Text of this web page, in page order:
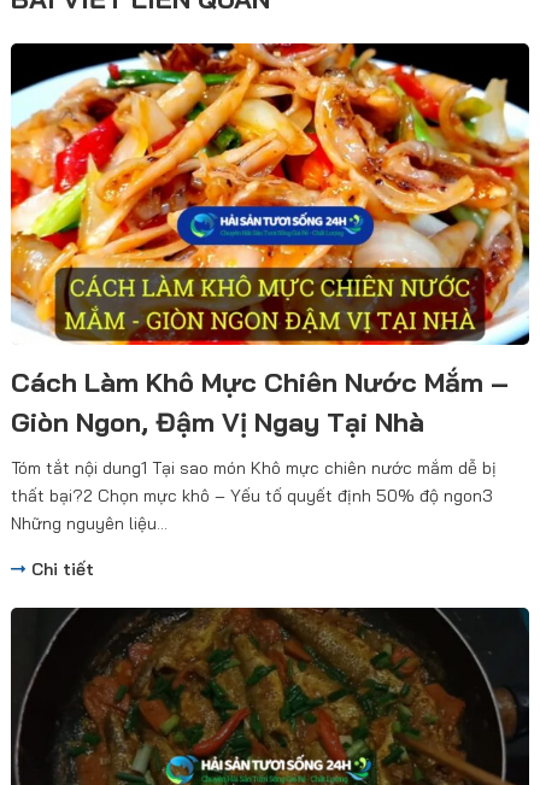
Cách Làm Khô Mực Chiên Nước Mắm –
Giòn Ngon, Đậm Vị Ngay Tại Nhà
Tóm tắt nội dung1 Tại sao món Khô mực chiên nước mắm dễ bị
thất bại?2 Chọn mực khô – Yếu tố quyết định 50% độ ngon3
Những nguyên liệu...
Chi tiết